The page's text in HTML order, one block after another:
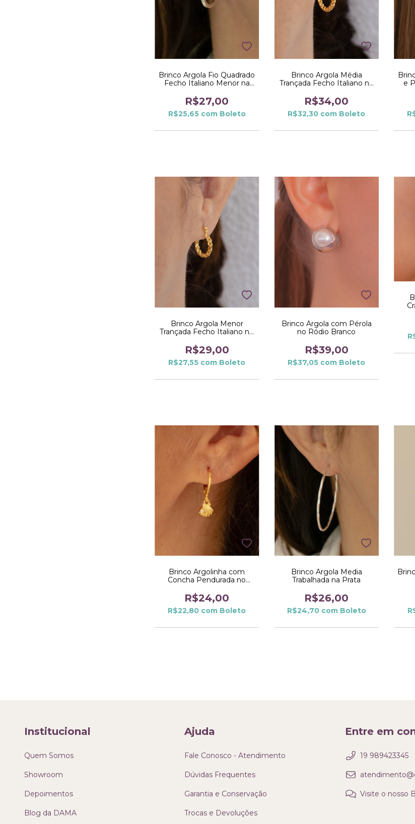
Brinco Argola Fio Quadrado
Fecho Italiano Menor na
R$27,00
R$25,65 com Boleto
Brinco Argola Média
Trançada Fecho Italiano no
R$34,00
R$32,30 com Boleto
e
Brinco Argola Menor
Trançada Fecho Italiano no
R$29,00
R$27,55 com Boleto
Brinco Argola com Pérola
no Ródio Branco
R$39,00
R$37,05 com Boleto
Brinco Argolinha com
Concha Pendurada no
R$24,00
R$22,80 com Boleto
Brinco Argola Media
Trabalhada na Prata
R$26,00
R$24,70 com Boleto
Institucional
Quem Somos
Showroom
Depoimentos
Blog da DAMA
Ajuda
Fale Conosco - Atendimento
Dúvidas Frequentes
Garantia e Conservação
Trocas e Devoluções
Entre em
19 989423345
Visite o nosso